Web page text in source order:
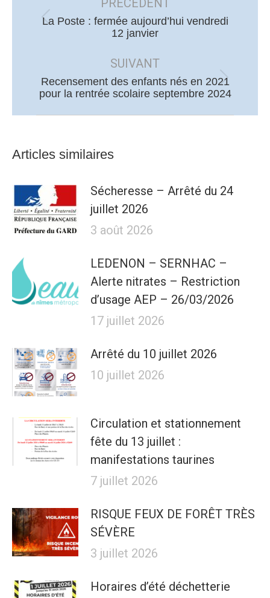
PRÉCÉDENT
Article
:
La Poste : fermée aujourd’hui vendredi
12 janvier
SUIVANT
Article
suivant
Recensement des enfants nés en 2021
pour la rentrée scolaire septembre 2024
Articles similaires
Sécheresse – Arrêté du 24
juillet 2026
3 août 2026
LEDENON – SERNHAC –
Alerte nitrates – Restriction
d’usage AEP – 26/03/2026
17 juillet 2026
Arrêté du 10 juillet 2026
10 juillet 2026
Circulation et stationnement
fête du 13 juillet :
manifestations taurines
7 juillet 2026
RISQUE FEUX DE FORÊT TRÈS
SÉVÈRE
3 juillet 2026
Horaires d’été déchetterie